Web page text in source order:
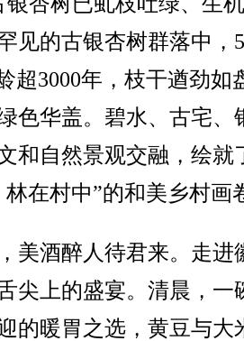
见的古银杏树群落中，
超3000年，枝干遒劲如
色华盖。碧水、古宅、
和自然景观交融，绘就
在村中”的和美乡村画
酒醉人待君来。走进
尖上的盛宴。清晨，一
的暖胃之选，黄豆与大